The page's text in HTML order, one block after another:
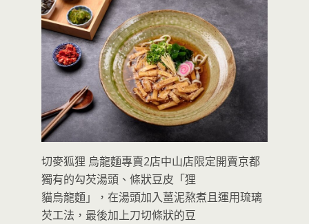
切麥狐狸 烏龍麵專賣2店中山店限定開賣京都
獨有的勾芡湯頭、條狀豆皮「狸
貓烏龍麵」，在湯頭加入薑泥熬煮且運用琉璃
芡工法，最後加上刀切條狀的豆